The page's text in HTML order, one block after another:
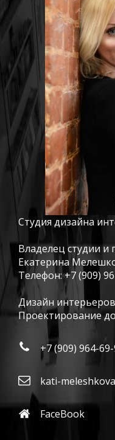
Студия дизайна
Владелец студии и
Екатерина
Телефон:+7 (909)
Дизайн
Проектирование
+7 (909) 964-
kati-
FaceBook